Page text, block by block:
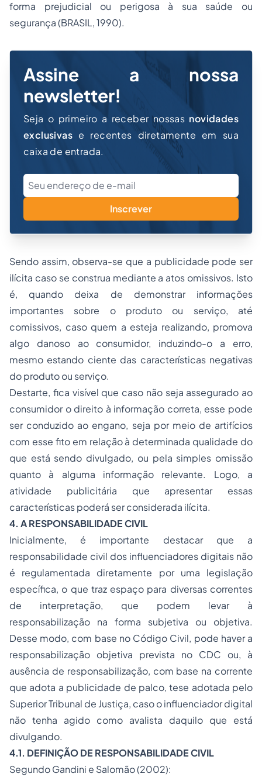
forma prejudicial ou perigosa à sua saúde ou
segurança (BRASIL, 1990).
Assine a nossa
newsletter!
Seja o primeiro a receber nossas novidades
exclusivas e recentes diretamente em sua
caixa de entrada.
Inscrever
Sendo assim, observa-se que a publicidade pode ser
ilícita caso se construa mediante a atos omissivos. Isto
é, quando deixa de demonstrar informações
importantes sobre o produto ou serviço, até
comissivos, caso quem a esteja realizando, promova
algo danoso ao consumidor, induzindo-o a erro,
mesmo estando ciente das características negativas
do produto ou serviço.
Destarte, fica visível que caso não seja assegurado ao
consumidor o direito à informação correta, esse pode
ser conduzido ao engano, seja por meio de artifícios
com esse fito em relação à determinada qualidade do
que está sendo divulgado, ou pela simples omissão
quanto à alguma informação relevante. Logo, a
atividade publicitária que apresentar essas
características poderá ser considerada ilícita.
4. A RESPONSABILIDADE CIVIL
Inicialmente, é importante destacar que a
responsabilidade civil dos influenciadores digitais não
é regulamentada diretamente por uma legislação
específica, o que traz espaço para diversas correntes
de interpretação, que podem levar à
responsabilização na forma subjetiva ou objetiva.
Desse modo, com base no Código Civil, pode haver a
responsabilização objetiva prevista no CDC ou, à
ausência de responsabilização, com base na corrente
que adota a publicidade de palco, tese adotada pelo
Superior Tribunal de Justiça, caso o influenciador digital
não tenha agido como avalista daquilo que está
divulgando.
4.1. DEFINIÇÃO DE RESPONSABILIDADE CIVIL
Segundo Gandini e Salomão (2002):